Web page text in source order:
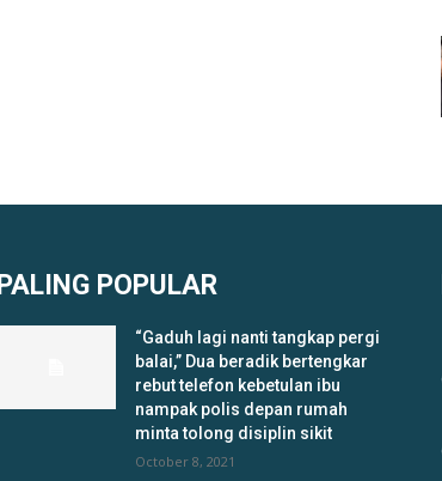
PALING POPULAR
“Gaduh lagi nanti tangkap pergi
balai,” Dua beradik bertengkar
rebut telefon kebetulan ibu
nampak polis depan rumah
minta tolong disiplin sikit
October 8, 2021